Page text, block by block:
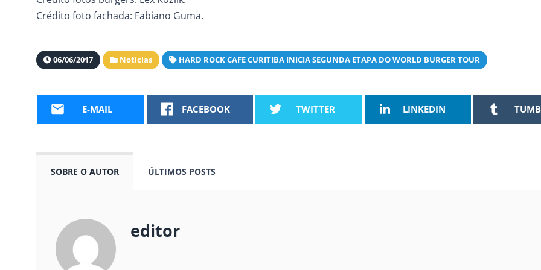
Crédito foto fachada: Fabiano Guma.
06/06/2017 Notícias HARD ROCK CAFE CURITIBA INICIA SEGUNDA ETAPA DO WORLD BURGER TOUR
E-MAIL FACEBOOK TWITTER LINKEDIN
SOBRE O AUTOR ÚLTIMOS POSTS
editor